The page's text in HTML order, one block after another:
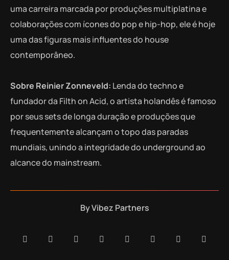
uma carreira marcada por produções multiplatina e
colaborações com ícones do pop e hip-hop, ele é hoje
uma das figuras mais influentes do house
contemporâneo.
Sobre Reinier Zonneveld: Lenda do techno e
fundador da Filth on Acid, o artista holandês é famoso
por seus sets de longa duração e produções que
frequentemente alcançam o topo das paradas
mundiais, unindo a integridade do underground ao
alcance do mainstream.
ByVibez Partners